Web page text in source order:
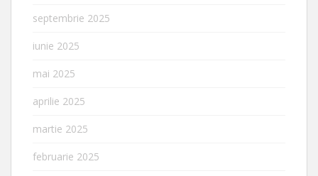
septembrie 2025
iunie 2025
mai 2025
aprilie 2025
martie 2025
februarie 2025